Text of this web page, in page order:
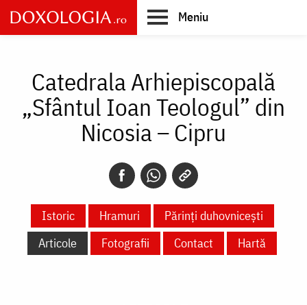
Skip
to
main
Meniu
Catedrala Arhiepiscopală
„Sfântul Ioan Teologul” din
Nicosia – Cipru
Istoric Hramuri
Părinți duhovnicești
Articole
Fotografii Contact Hartă